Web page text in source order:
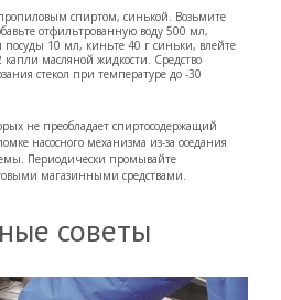
спиртом, синькой. Возьмите
отфильтрованную воду 500 мл,
посуды 10 мл, киньте 40 г синьки, влейте
масляной жидкости. Средство
стекол при температуре до -30
не преобладает спиртосодержащий
насосного механизма из-за оседания
Периодически промывайте
магазинными средствами.
советы